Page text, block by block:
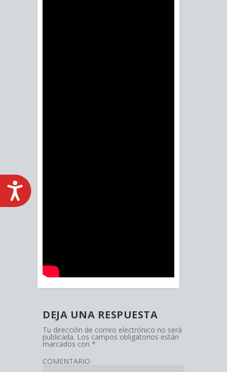
ACCESIBILIDAD
DEJA UNA RESPUESTA
Tu dirección de correo electrónico no será
publicada. Los campos obligatorios están
marcados con *
COMENTARIO